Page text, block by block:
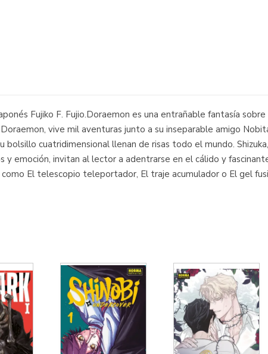
Fujiko F. Fujio.Doraemon es una entrañable fantasía
vive mil aventuras junto a su inseparable amigo
bolsillo cuatridimensional llenan de risas todo el mundo.
emoción, invitan al lector a adentrarse en el cálido y
El telescopio teleportador, El traje acumulador o El gel